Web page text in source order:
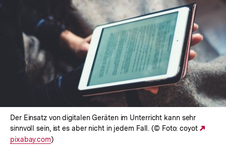
Der Einsatz von digitalen Geräten im Unterricht kann sehr
sinnvoll sein, ist es aber nicht in jedem Fall. (© Foto: coyot
pixabay.com)